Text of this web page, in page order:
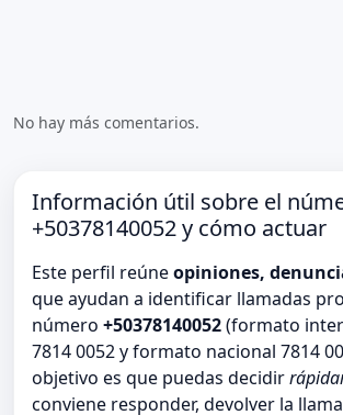
No hay más comentarios.
Información útil sobre el
+50378140052 y cómo actuar
Este perfil reúneopiniones,
que ayudan a identificar llamadas
número +50378140052(formato
7814 0052 y formato nacional 7814
objetivo es que puedas decidir
conviene responder, devolver la